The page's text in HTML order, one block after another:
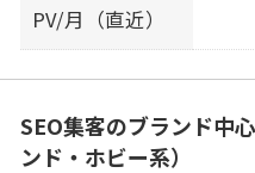
PV/月（直近）
SEO集客のブランド中
ンド・ホビー系）